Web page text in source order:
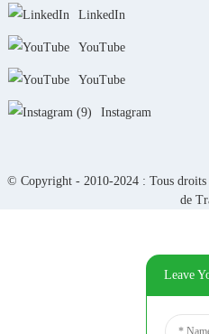
LinkedIn
YouTube
YouTube
Instagram
© Copyright - 2010-2024 : Tous droits
de
Leave